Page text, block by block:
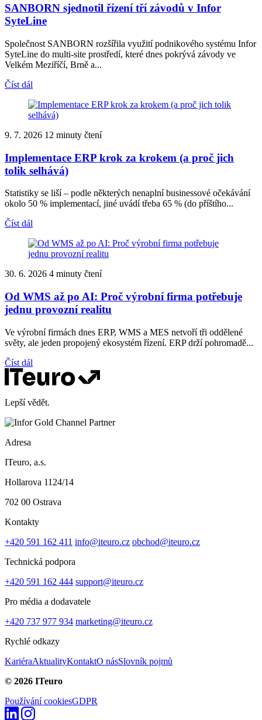
SANBORN sjednotil řízení tří závodů v Infor
SyteLine
Společnost SANBORN rozšířila využití podnikového systému Infor
SyteLine do multi-site prostředí, které dnes pokrývá závody ve
Velkém Meziříčí, Brně a...
Číst dál
9. 7. 2026 12 minuty čtení
Implementace ERP krok za krokem (a proč jich
tolik selhává)
Statistiky se liší – podle některých nenaplní businessové očekávání
okolo 50 % implementací, jiné uvádí třeba 65 % (do příštího...
Číst dál
30. 6. 2026 4 minuty čtení
Od WMS až po AI: Proč výrobní firma potřebuje
jednu provozní realitu
Ve výrobní firmách dnes ERP, WMS a MES netvoří tři oddělené
světy, ale jeden propojený ekosystém řízení. ERP drží pohromadě...
Číst dál
Lepší vědět.
Adresa
ITeuro, a.s.
Hollarova 1124/14
702 00 Ostrava
Kontakty
+420 591 162 411 info@iteuro.cz obchod@iteuro.cz
Technická podpora
+420 591 162 444 support@iteuro.cz
Pro média a dodavatele
+420 737 977 934 marketing@iteuro.cz
Rychlé odkazy
KariéraAktualityKontaktO násSlovník pojmů
© 2026 ITeuro
Používání cookiesGDPR